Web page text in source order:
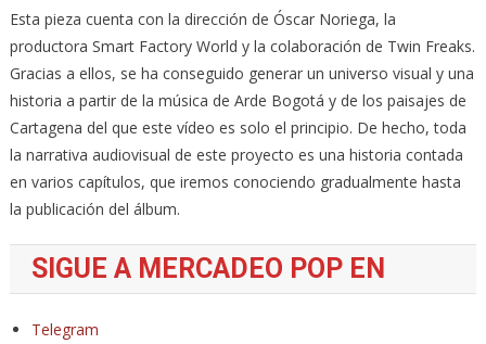
Esta pieza cuenta con la dirección de Óscar Noriega, la
productora Smart Factory World y la colaboración de Twin Freaks.
Gracias a ellos, se ha conseguido generar un universo visual y una
historia a partir de la música de Arde Bogotá y de los paisajes de
Cartagena del que este vídeo es solo el principio. De hecho, toda
la narrativa audiovisual de este proyecto es una historia contada
en varios capítulos, que iremos conociendo gradualmente hasta
la publicación del álbum.
SIGUE A MERCADEO POP EN
Telegram